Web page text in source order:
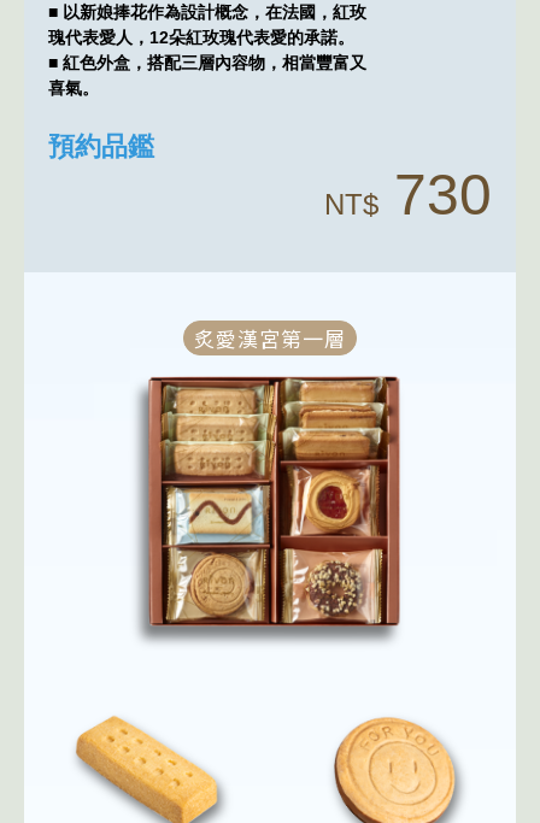
■ 以新娘捧花作為設計概念，在法國，紅玫
瑰代表愛人，12朵紅玫瑰代表愛的承諾。
■ 紅色外盒，搭配三層內容物，相當豐富又
喜氣。
預約品鑑
NT$ 730
炙愛漢宮第一層